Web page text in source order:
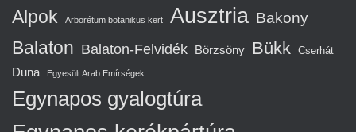
Alpok Arborétum botanikus kert Ausztria Bakony
Balaton Balaton-Felvidék Börzsöny Bükk Cserhát
Duna Egyesült Arab Emírségek
Egynapos gyalogtúra